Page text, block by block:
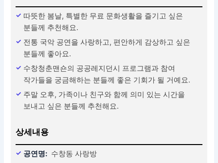
따뜻한 봄날, 특별한 무료 문화생활을 즐기고 싶은
분들께 추천해요.
전통 국악 공연을 사랑하고, 편안하게 감상하고 싶은
분들께 좋아요.
수창청춘맨숀의 공공레지던시 프로그램과 참여
작가들을 궁금해하는 분들께 좋은 기회가 될 거예요.
주말 오후, 가족이나 친구와 함께 의미 있는 시간을
보내고 싶은 분들께 추천해요.
상세내용
공연명: 수창동 사랑방